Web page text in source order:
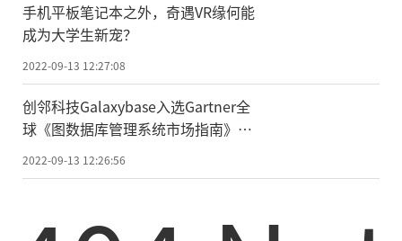
手机平板笔记本之外，奇遇VR缘何能
成为大学生新宠？
2022-09-13 12:27:08
创邻科技Galaxybase入选Gartner全
球《图数据库管理系统市场指南》代
表厂商
2022-09-13 12:26:56